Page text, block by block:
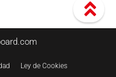
Ley de Cookies